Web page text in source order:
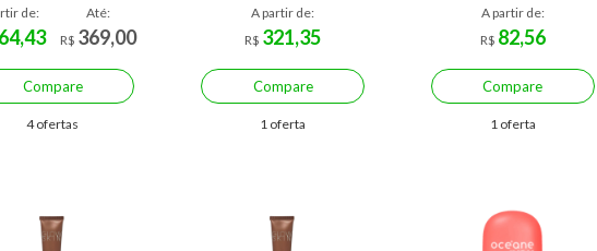
de:
Até:
R$ 369,00
Compare
4 ofertas
A partir de:
R$ 321,35
Compare
1 oferta
A partir de:
R$ 82,56
Compare
1 oferta